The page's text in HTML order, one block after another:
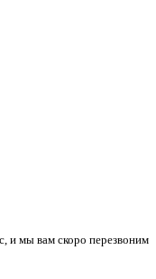
и мы вам скоро перезвоним